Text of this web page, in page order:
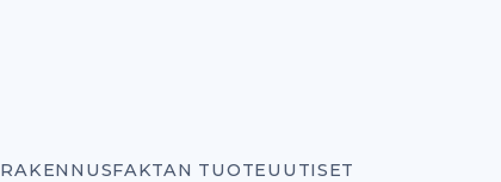
RAKENNUSFAKTAN TUOTEUUTISET